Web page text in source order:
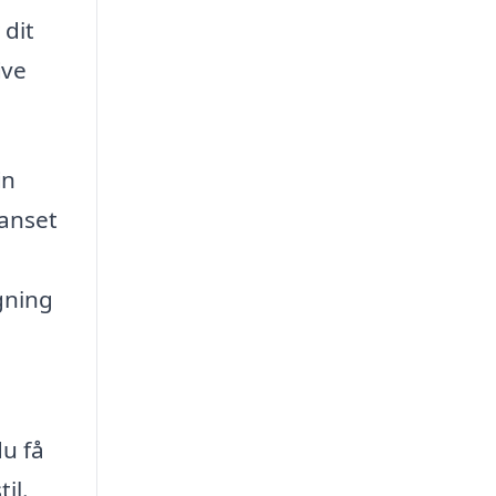
dit
få